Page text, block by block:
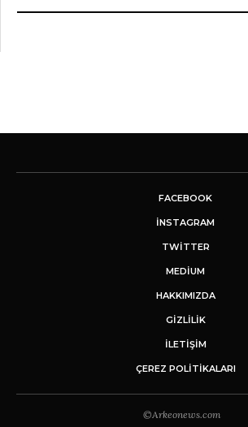
FACEBOOK
INSTAGRAM
TWITTER
MEDIUM
HAKKIMIZDA
GİZLİLİK
İLETIŞIM
ÇEREZ POLITIKALARI
©Arkeonews.com